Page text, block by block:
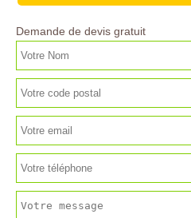
Demande de devis gratuit